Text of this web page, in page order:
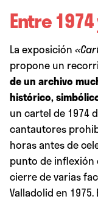
Entre
La exposición
propone un
de un archivo
histórico,
un cartel de 1974
cantautores
horas antes de
punto de inflexión
cierre de varias
Valladolid en